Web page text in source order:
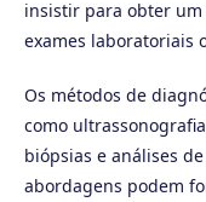
insistir para obter
exames laboratoriais
Os métodos de
como
biópsias e análises
abordagens podem